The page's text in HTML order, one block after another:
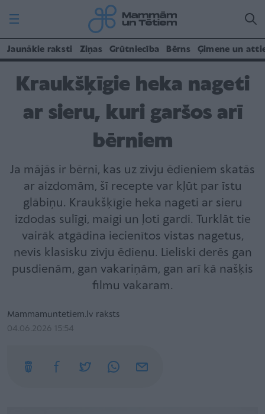
Jaunākie raksti Ziņas Grūtniecība Bērns Ģimene un
Kraukšķīgie heka nageti
ar sieru, kuri garšos arī
bērniem
Ja mājās ir bērni, kas uz zivju ēdieniem skatās
ar aizdomām, šī recepte var kļūt par īstu
glābiņu. Kraukšķīgie heka nageti ar sieru
izdodas sulīgi, maigi un ļoti gardi. Turklāt tie
vairāk atgādina iecienītos vistas nagetus,
nevis klasisku zivju ēdienu. Lieliski derēs gan
pusdienām, gan vakariņām, gan arī kā našķis
filmu vakaram.
Mammamuntetiem.lv raksts
04.06.2026 15:54